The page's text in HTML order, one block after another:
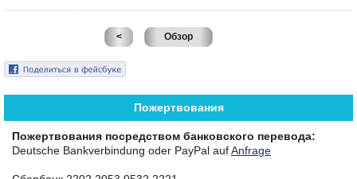
< Обзор
Пожертвования
Пожертвования посредством банковского перевода:
Deutsche Bankverbindung oder PayPal aufAnfrage